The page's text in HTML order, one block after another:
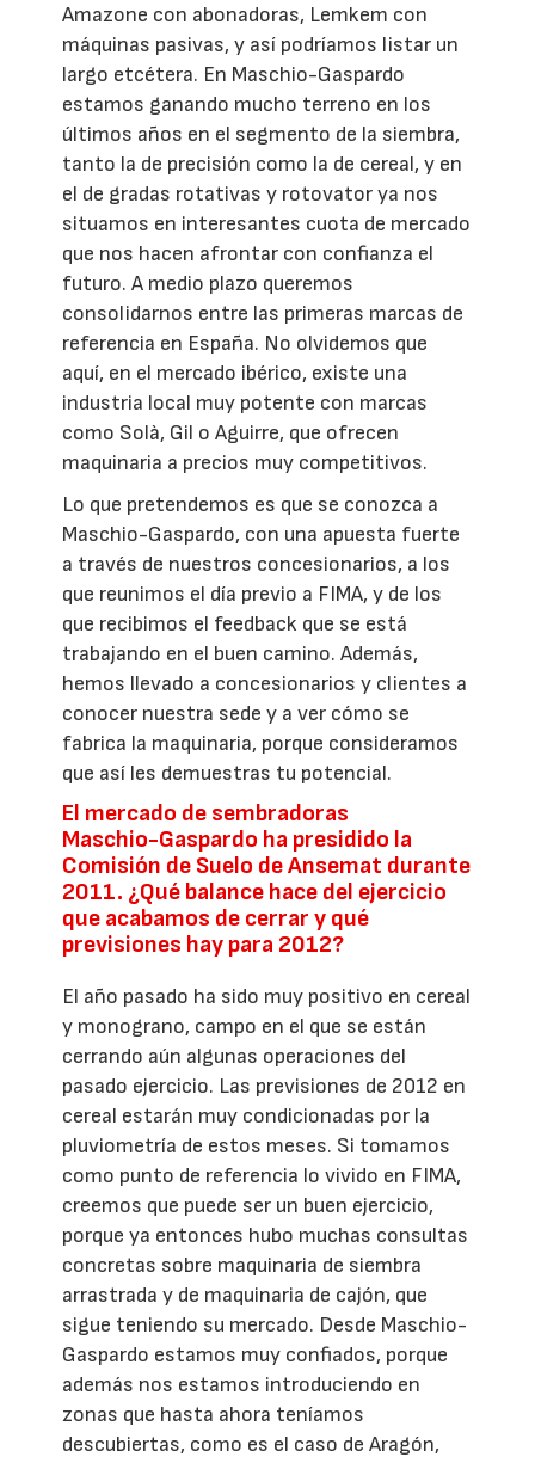
Amazone con abonadoras, Lemkem con
máquinas pasivas, y así podríamos listar un
largo etcétera. En Maschio-Gaspardo
estamos ganando mucho terreno en los
últimos años en el segmento de la siembra,
tanto la de precisión como la de cereal, y en
el de gradas rotativas y rotovator ya nos
situamos en interesantes cuota de mercado
que nos hacen afrontar con confianza el
futuro. A medio plazo queremos
consolidarnos entre las primeras marcas de
referencia en España. No olvidemos que
aquí, en el mercado ibérico, existe una
industria local muy potente con marcas
como Solà, Gil o Aguirre, que ofrecen
maquinaria a precios muy competitivos.
Lo que pretendemos es que se conozca a
Maschio-Gaspardo, con una apuesta fuerte
a través de nuestros concesionarios, a los
que reunimos el día previo a FIMA, y de los
que recibimos el feedback que se está
trabajando en el buen camino. Además,
hemos llevado a concesionarios y clientes a
conocer nuestra sede y a ver cómo se
fabrica la maquinaria, porque consideramos
que así les demuestras tu potencial.
El mercado de sembradoras
Maschio-Gaspardo ha presidido la
Comisión de Suelo de Ansemat durante
2011. ¿Qué balance hace del ejercicio
que acabamos de cerrar y qué
previsiones hay para 2012?
El año pasado ha sido muy positivo en cereal
y monograno, campo en el que se están
cerrando aún algunas operaciones del
pasado ejercicio. Las previsiones de 2012 en
cereal estarán muy condicionadas por la
pluviometría de estos meses. Si tomamos
como punto de referencia lo vivido en FIMA,
creemos que puede ser un buen ejercicio,
porque ya entonces hubo muchas consultas
concretas sobre maquinaria de siembra
arrastrada y de maquinaria de cajón, que
sigue teniendo su mercado. Desde Maschio-
Gaspardo estamos muy confiados, porque
además nos estamos introduciendo en
zonas que hasta ahora teníamos
descubiertas, como es el caso de Aragón,